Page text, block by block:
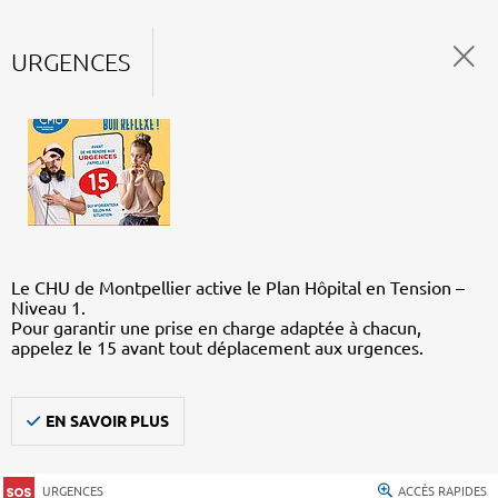
URGENCES
Le CHU de Montpellier active le Plan Hôpital en Tension –
Niveau 1.
Pour garantir une prise en charge adaptée à chacun,
appelez le 15 avant tout déplacement aux urgences.
EN SAVOIR PLUS
URGENCES ACCÈS RAPIDES